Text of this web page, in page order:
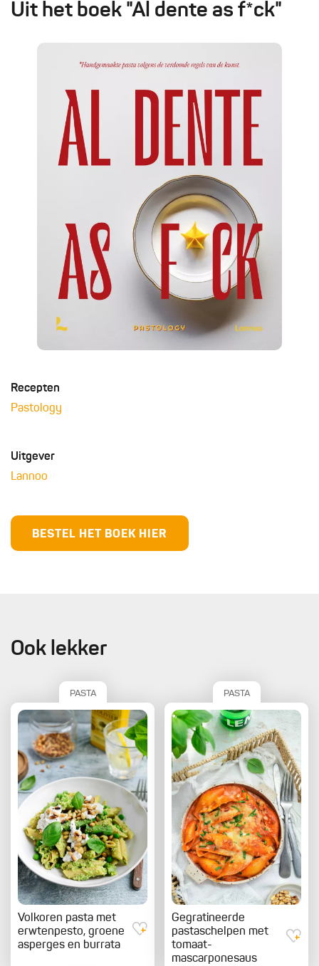
Uit het boek "Al dente as f*ck"
Recepten
Pastology
Uitgever
Lannoo
BESTEL HET BOEK HIER
Ook lekker
PASTA
Volkoren pasta met
erwtenpesto, groene
asperges en burrata
PASTA
Gegratineerde
pastaschelpen met
tomaat-
mascarponesaus